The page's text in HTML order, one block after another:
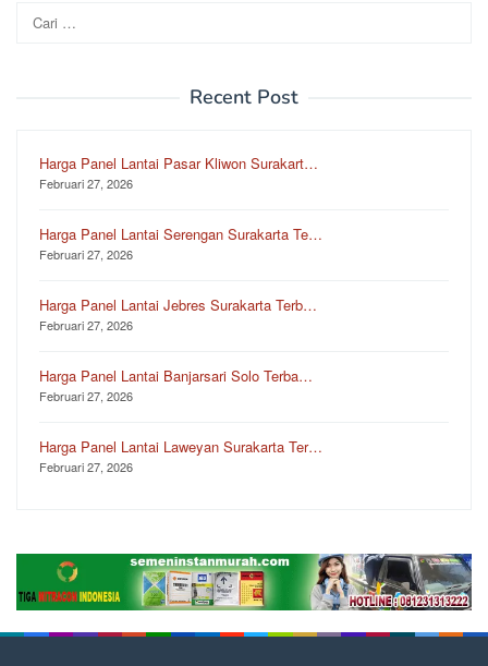
Cari
untuk:
Recent Post
Harga Panel Lantai Pasar Kliwon Surakart…
Februari 27, 2026
Harga Panel Lantai Serengan Surakarta Te…
Februari 27, 2026
Harga Panel Lantai Jebres Surakarta Terb…
Februari 27, 2026
Harga Panel Lantai Banjarsari Solo Terba…
Februari 27, 2026
Harga Panel Lantai Laweyan Surakarta Ter…
Februari 27, 2026